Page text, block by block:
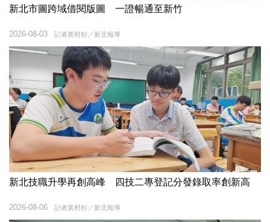
新北市圖跨域借閱版圖 一證暢通至新竹
記者黃村杉／新北報導
2026-08-03
新北技職升學再創高峰 四技二專登記分發錄取率創新高
記者黃村杉／新北報導
2026-08-06